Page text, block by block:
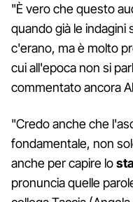
"È vero che questo
quando già le indagini
c'erano, ma è molto
cui all'epoca non si
commentato ancora
"Credo anche che
fondamentale, non
anche per capire lo
pronuncia quelle